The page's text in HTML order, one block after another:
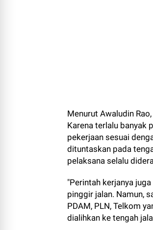
Menurut Awaludin
Karena terlalu banyak
pekerjaan sesuai
dituntaskan pada
pelaksana selalu
"Perintah kerjanya
pinggir jalan. Namun,
PDAM, PLN, Telkom
dialihkan ke tengah